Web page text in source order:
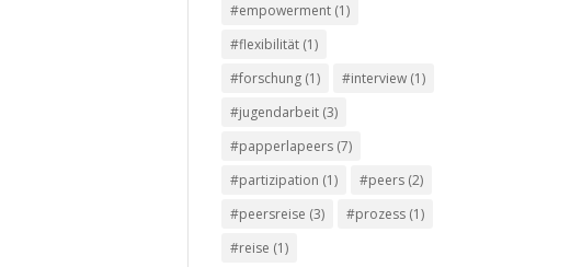
#empowerment (1)
#flexibilität (1)
#forschung (1) #interview (1)
#jugendarbeit (3)
#papperlapeers (7)
#partizipation (1) #peers (2)
#peersreise (3) #prozess (1)
#reise (1)